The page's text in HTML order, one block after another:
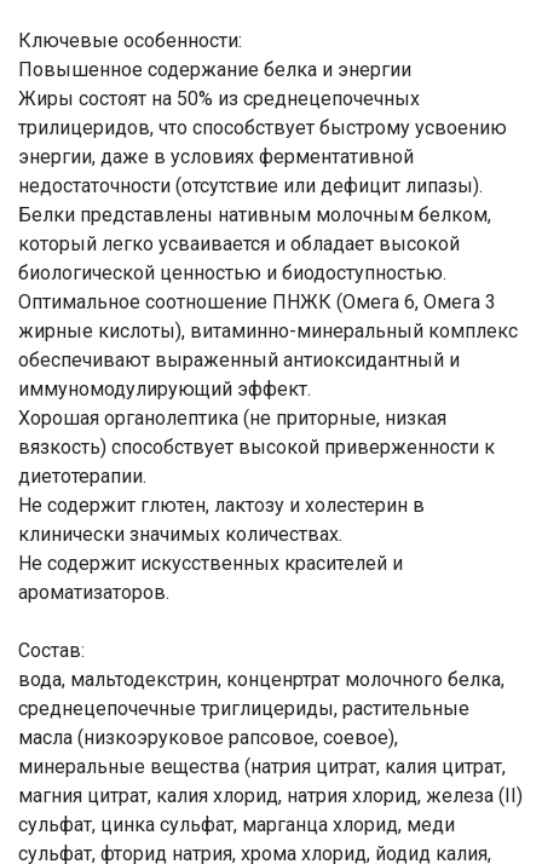
Ключевые особенности:
Повышенное содержание белка и энергии
Жиры состоят на 50% из среднецепочечных
трилицеридов, что способствует быстрому усвоению
энергии, даже в условиях ферментативной
недостаточности (отсутствие или дефицит липазы).
Белки представлены нативным молочным белком,
который легко усваивается и обладает высокой
биологической ценностью и биодоступностью.
Оптимальное соотношение ПНЖК (Омега 6, Омега 3
жирные кислоты), витаминно-минеральный комплекс
обеспечивают выраженный антиоксидантный и
иммуномодулирующий эффект.
Хорошая органолептика (не приторные, низкая
вязкость) способствует высокой приверженности к
диетотерапии.
Не содержит глютен, лактозу и холестерин в
клинически значимых количествах.
Не содержит искусственных красителей и
ароматизаторов.
Состав:
вода, мальтодекстрин, конценртрат молочного белка,
среднецепочечные триглицериды, растительные
масла (низкоэруковое рапсовое, соевое),
минеральные вещества (натрия цитрат, калия цитрат,
магния цитрат, калия хлорид, натрия хлорид, железа (II)
сульфат, цинка сульфат, марганца хлорид, меди
сульфат, фторид натрия, хрома хлорид, йодид калия,